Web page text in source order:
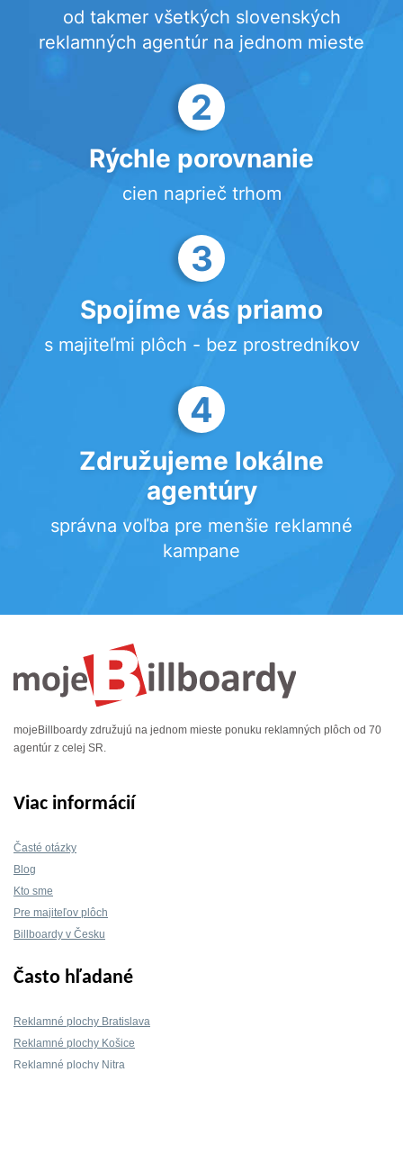
od takmer všetkých slovenských
reklamných agentúr na jednom mieste
2
Rýchle porovnanie
cien naprieč trhom
3
Spojíme vás priamo
s majiteľmi plôch - bez prostredníkov
4
Združujeme lokálne
agentúry
správna voľba pre menšie reklamné
kampane
mojeBillboardy združujú na jednom mieste ponuku reklamných plôch od 70
agentúr z celej SR.
Viac informácií
Časté otázky
Blog
Kto sme
Pre majiteľov plôch
Billboardy v Česku
Často hľadané
Reklamné plochy Bratislava
Reklamné plochy Košice
Reklamné plochy Nitra